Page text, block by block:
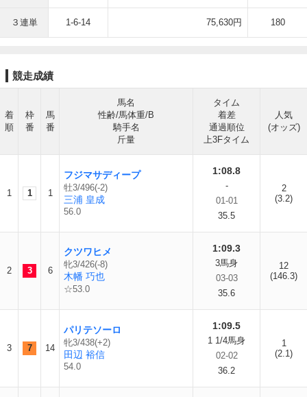
３連単 1-6-14 75,630円 180
競走成績
着
順
枠
番
馬
番
馬名
性齢/馬体重/B
騎手名
斤量
タイム
着差
通過順位
上3Fタイム
人気
(オッズ)
1 1 1
フジマサディープ
牡3/496(-2)
三浦 皇成
56.0
1:08.8
-
01-01
35.5
2
(3.2)
2 3 6
クツワヒメ
牝3/426(-8)
木幡 巧也
☆53.0
1:09.3
3馬身
03-03
35.6
12
(146.3)
3 7 14
パリテソーロ
牝3/438(+2)
田辺 裕信
54.0
1:09.5
1 1/4馬身
02-02
36.2
1
(2.1)